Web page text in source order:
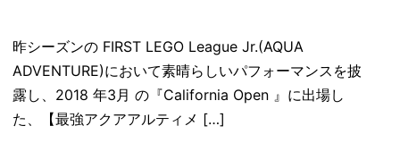
昨シーズンの FIRST LEGO League Jr.(AQUA
ADVENTURE)において素晴らしいパフォーマンスを披
露し、2018 年3月 の『California Open 』に出場し
た、【最強アクアアルティメ […]